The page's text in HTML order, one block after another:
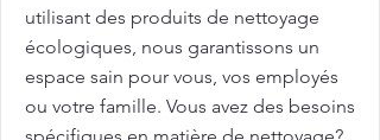
utilisant des produits de nettoyage
écologiques, nous garantissons un
espace sain pour vous, vos employés
ou votre famille. Vous avez des besoins